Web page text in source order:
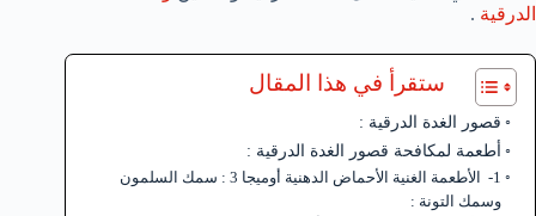
الدرقية .
ستقرأ في هذا المقال
قصور الغدة الدرقية :
أطعمة لمكافحة قصور الغدة الدرقية :
1- الأطعمة الغنية الأحماض الدهنية أوميجا 3 : سمك السلمون
وسمك التونة :